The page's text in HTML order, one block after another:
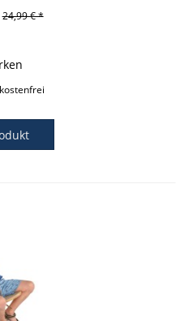
24,99 € *